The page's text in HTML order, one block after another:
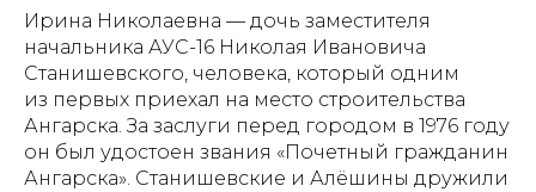
Ирина Николаевна — дочь заместителя
начальника АУС-16 Николая Ивановича
Станишевского, человека, который одним
из первых приехал на место строительства
Ангарска. За заслуги перед городом в 1976 году
он был удостоен звания «Почетный гражданин
Ангарска». Станишевские и Алёшины дружили